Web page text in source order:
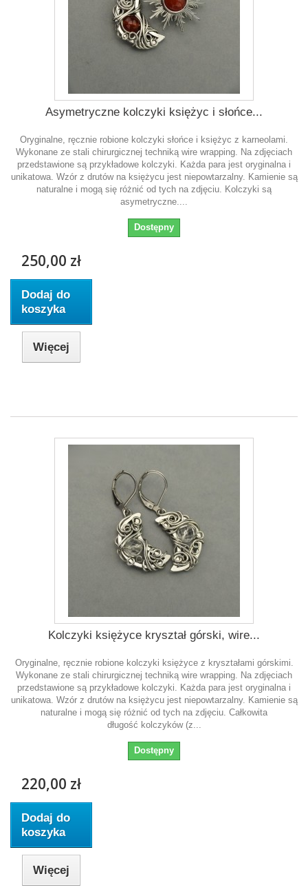
Asymetryczne kolczyki księżyc i słońce...
Oryginalne, ręcznie robione kolczyki słońce i księżyc z karneolami.
Wykonane ze stali chirurgicznej techniką wire wrapping. Na zdjęciach
przedstawione są przykładowe kolczyki. Każda para jest oryginalna i
unikatowa. Wzór z drutów na księżycu jest niepowtarzalny. Kamienie są
naturalne i mogą się różnić od tych na zdjęciu. Kolczyki są
asymetryczne....
Dostępny
250,00 zł
Dodaj do
koszyka
Więcej
Kolczyki księżyce kryształ górski, wire...
Oryginalne, ręcznie robione kolczyki księżyce z kryształami górskimi.
Wykonane ze stali chirurgicznej techniką wire wrapping. Na zdjęciach
przedstawione są przykładowe kolczyki. Każda para jest oryginalna i
unikatowa. Wzór z drutów na księżycu jest niepowtarzalny. Kamienie są
naturalne i mogą się różnić od tych na zdjęciu. Całkowita
długość kolczyków (z...
Dostępny
220,00 zł
Dodaj do
koszyka
Więcej